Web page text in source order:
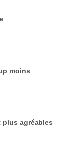
moins
plus agréables